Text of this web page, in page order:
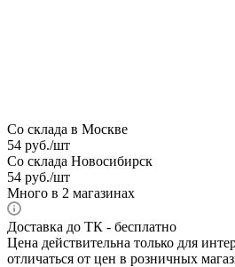
Со склада в Москве
54 руб./шт
Со склада Новосибирск
54 руб./шт
Много в 2 магазинах
Доставка до ТК - бесплатно
Цена действительна только для
отличаться от цен в розничных